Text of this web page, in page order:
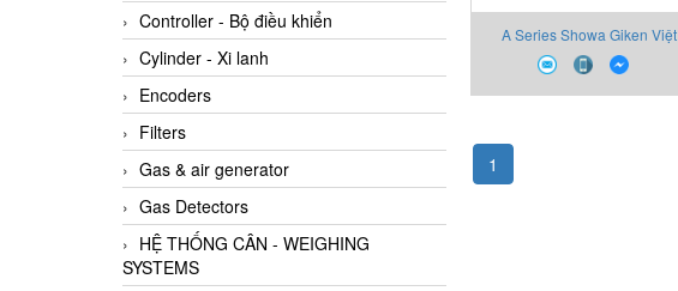
Controller - Bộ điều khiển
Cylinder - Xi lanh
Encoders
Filters
Gas & air generator
Gas Detectors
HỆ THỐNG CÂN - WEIGHING
SYSTEMS
A Series Showa Giken Việt
Nam
1